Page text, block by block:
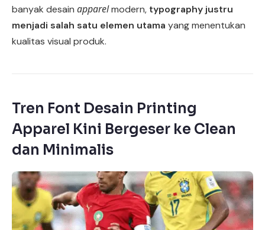
banyak desain apparelmodern, typography justru
menjadi salah satu elemen utama yang menentukan
kualitas visual produk.
Tren Font Desain Printing
Apparel Kini Bergeser ke Clean
dan Minimalis